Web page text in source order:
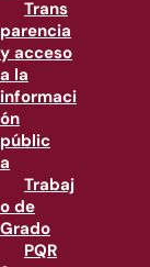
Trans
parencia
y acceso
a la
informaci
ón
públic
a
Trabaj
o de
Grado
PQR